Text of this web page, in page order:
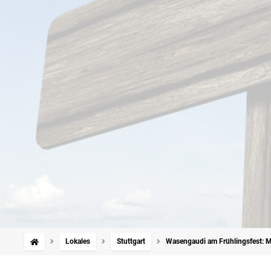
Lokales Stuttgart Wasengaudi am Frühlingsfest: